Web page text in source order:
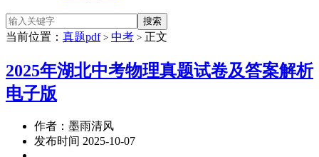
当前位置： 真题pdf > 中考 > 正文
2025年湖北中考物理真题试卷及答案解析
电子版
作者：墨雨清风
发布时间 2025-10-07